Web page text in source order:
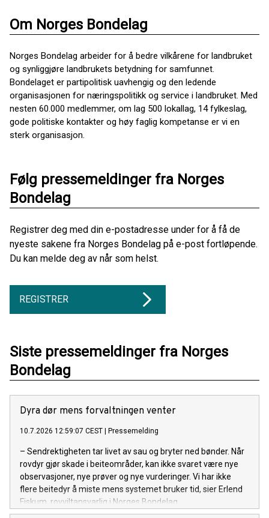
Om Norges Bondelag
Norges Bondelag arbeider for å bedre vilkårene for landbruket
og synliggjøre landbrukets betydning for samfunnet.
Bondelaget er partipolitisk uavhengig og den ledende
organisasjonen for næringspolitikk og service i landbruket. Med
nesten 60.000 medlemmer, om lag 500 lokallag, 14 fylkeslag,
gode politiske kontakter og høy faglig kompetanse er vi en
sterk organisasjon.
Følg pressemeldinger fra Norges
Bondelag
Registrer deg med din e-postadresse under for å få de
nyeste sakene fra Norges Bondelag på e-post fortløpende.
Du kan melde deg av når som helst.
REGISTRER
Siste pressemeldinger fra Norges
Bondelag
Dyra dør mens forvaltningen venter
10.7.2026 12:59:07 CEST Pressemelding
– Sendrektigheten tar livet av sau og bryter ned bønder. Når
rovdyr gjør skade i beiteområder, kan ikke svaret være nye
observasjoner, nye prøver og nye vurderinger. Vi har ikke
flere beitedyr å miste mens systemet bruker tid, sier Erlend
Fiskum, rovviltansvarlig i Norges Bondelag.